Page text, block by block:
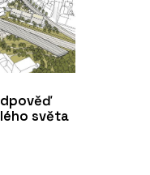
světa